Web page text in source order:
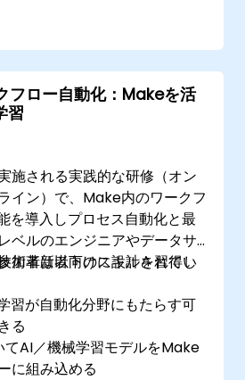
ケーションやあまり普及して
ェアとのZapier連携実装
フロー自動化：Makeを活
習
施される実践的な研修（オン
イン）で、Make内のワークフ
を導入しプロセス自動化と最
ベルのエンジニアやデータサ
術革新者向けに設計されてい
加者は以下のスキルを習得し
習が自動化分野にもたらす可
る
てAI／機械学習モデルをMake
に組み込める